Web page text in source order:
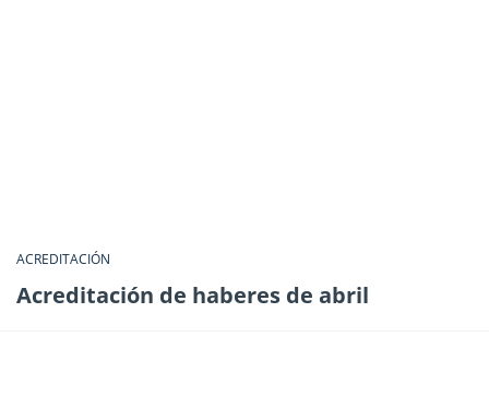
ACREDITACIÓN
Acreditación de haberes de abril